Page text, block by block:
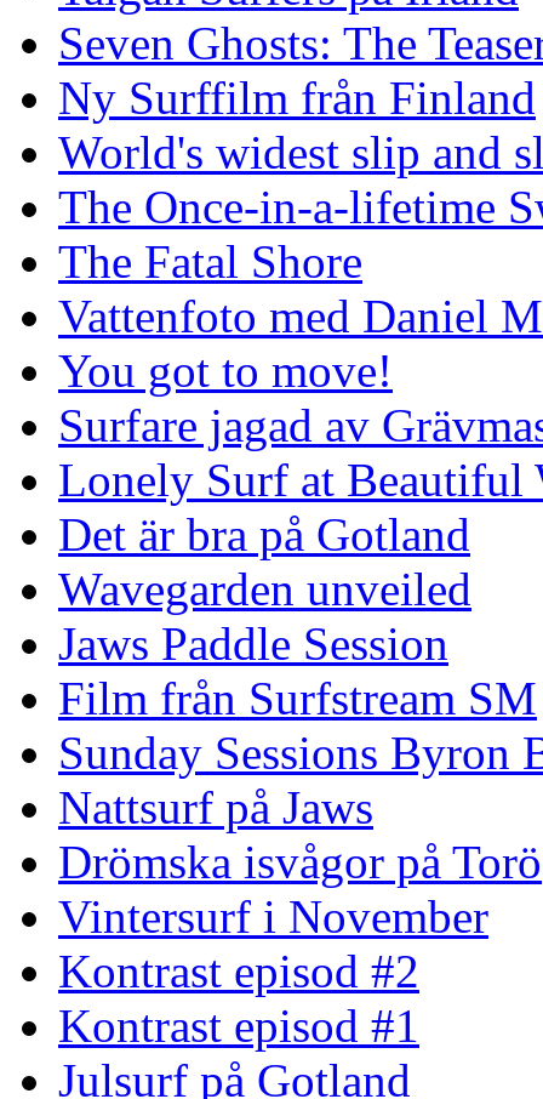
Seven Ghosts: The
Ny Surffilm från Finland
World's widest slip and
The Once-in-a-lifetime
The Fatal Shore
Vattenfoto med Daniel
You got to move!
Surfare jagad av
Lonely Surf at Beautiful
Det är bra på Gotland
Wavegarden unveiled
Jaws Paddle Session
Film från Surfstream SM
Sunday Sessions Byron
Nattsurf på Jaws
Drömska isvågor på Torö
Vintersurf i November
Kontrast episod #2
Kontrast episod #1
Julsurf på Gotland